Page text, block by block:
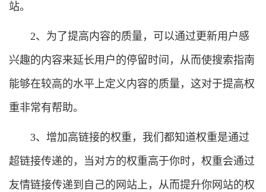
站。
2、为了提高内容的质量，可以通过更新用户感
兴趣的内容来延长用户的停留时间，从而使搜索指南
能够在较高的水平上定义内容的质量，这对于提高权
重非常有帮助。
3、增加高链接的权重，我们都知道权重是通过
超链接传递的，当对方的权重高于你时，权重会通过
友情链接传递到自己的网站上，从而提升你网站的权